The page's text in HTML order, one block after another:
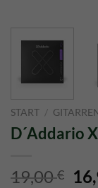
START /
D´Addario
19,00€